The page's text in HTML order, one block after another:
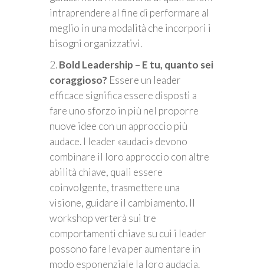
intraprendere al fine di performare al
meglio in una modalità che incorpori i
bisogni organizzativi.
2.Bold Leadership – E tu, quanto sei
coraggioso? Essere un leader
efficace significa essere disposti a
fare uno sforzo in più nel proporre
nuove idee con un approccio più
audace. I leader «audaci» devono
combinare il loro approccio con altre
abilità chiave, quali essere
coinvolgente, trasmettere una
visione, guidare il cambiamento. Il
workshop verterà sui tre
comportamenti chiave su cui i leader
possono fare leva per aumentare in
modo esponenziale la loro audacia.